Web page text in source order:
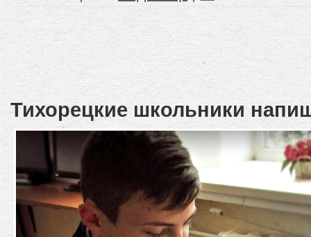
Тихорецкие школьники